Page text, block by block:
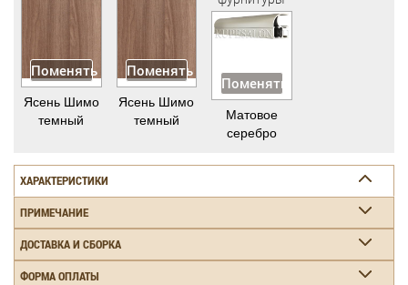
Поменять
Ясень Шимо
темный
Поменять
Ясень Шимо
темный
Поменять
Матовое
серебро
ХАРАКТЕРИСТИКИ
ПРИМЕЧАНИЕ
ДОСТАВКА И СБОРКА
ФОРМА ОПЛАТЫ